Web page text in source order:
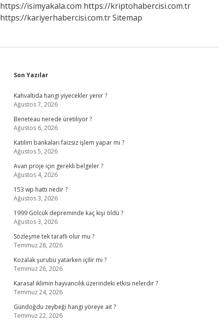
https://isimyakala.com https://kriptohabercisi.com.tr
https://kariyerhabercisi.com.trSitemap
Sidebar
Son Yazılar
Kahvaltıda hangi yiyecekler yenir ?
Ağustos 7, 2026
Beneteau nerede üretiliyor ?
Ağustos 6, 2026
Katılım bankaları faizsiz işlem yapar mı ?
Ağustos 5, 2026
Avan proje için gerekli belgeler ?
Ağustos 4, 2026
153 wp hattı nedir ?
Ağustos 3, 2026
1999 Gölcük depreminde kaç kişi öldü ?
Ağustos 3, 2026
Sözleşme tek taraflı olur mu ?
Temmuz 28, 2026
Kozalak şurubu yatarken içilir mi ?
Temmuz 26, 2026
Karasal iklimin hayvancılık üzerindeki etkisi nelerdir ?
Temmuz 24, 2026
Gündoğdu zeybeği hangi yöreye ait ?
Temmuz 22, 2026